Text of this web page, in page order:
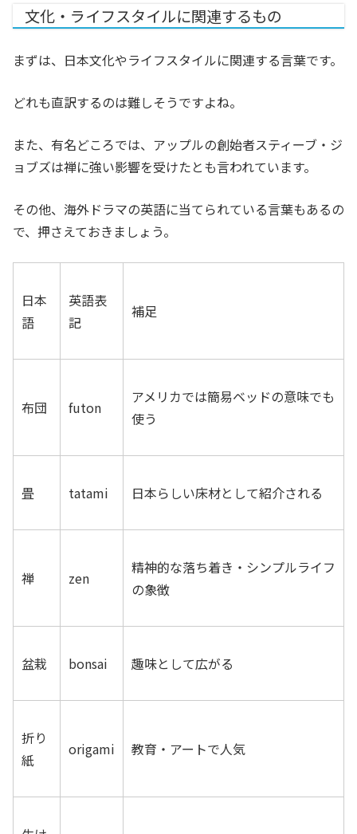
文化・ライフスタイルに関連するもの
まずは、日本文化やライフスタイルに関連する言葉です。
どれも直訳するのは難しそうですよね。
また、有名どころでは、アップルの創始者スティーブ・ジ
ョブズは禅に強い影響を受けたとも言われています。
その他、海外ドラマの英語に当てられている言葉もあるの
で、押さえておきましょう。
日本
語
英語表
記
補足
布団 futon
アメリカでは簡易ベッドの意味でも
使う
畳 tatami 日本らしい床材として紹介される
禅 zen
精神的な落ち着き・シンプルライフ
の象徴
盆栽 bonsai 趣味として広がる
折り
紙
origami 教育・アートで人気